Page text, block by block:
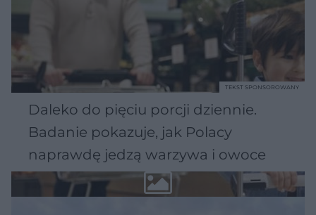
Daleko do pięciu porcji dziennie.
Badanie pokazuje, jak Polacy
naprawdę jedzą warzywa i owoce
TEKST SPONSOROWANY